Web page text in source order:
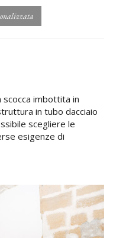
scocca imbottita in
in tubo dacciaio
scegliere le
esigenze di